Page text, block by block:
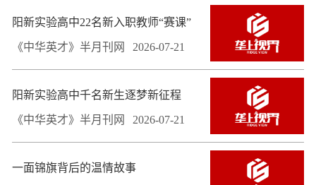
阳新实验高中22名新入职教师“赛课”
《中华英才》半月刊网 2026-07-21
阳新实验高中千名新生逐梦新征程
《中华英才》半月刊网 2026-07-21
一面锦旗背后的温情故事